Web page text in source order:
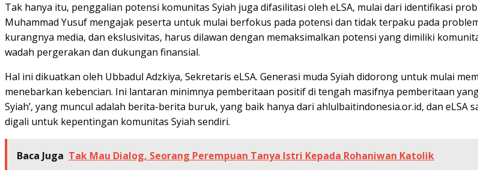
Tak hanya itu, penggalian potensi komunitas Syiah juga difasilitasi oleh eLSA, mulai dari identifikasi
Muhammad Yusuf mengajak peserta untuk mulai berfokus pada potensi dan tidak terpaku pada
kurangnya media, dan ekslusivitas, harus dilawan dengan memaksimalkan potensi yang dimiliki
wadah pergerakan dan dukungan finansial.
Hal ini dikuatkan oleh Ubbadul Adzkiya, Sekretaris eLSA. Generasi muda Syiah didorong untuk mulai
menebarkan kebencian. Ini lantaran minimnya pemberitaan positif di tengah masifnya pemberitaan
Syiah’, yang muncul adalah berita-berita buruk, yang baik hanya dari ahlulbaitindonesia.or.id, dan
digali untuk kepentingan komunitas Syiah sendiri.
Baca Juga Tak Mau Dialog, Seorang Perempuan Tanya Istri Kepada Rohaniwan Katolik